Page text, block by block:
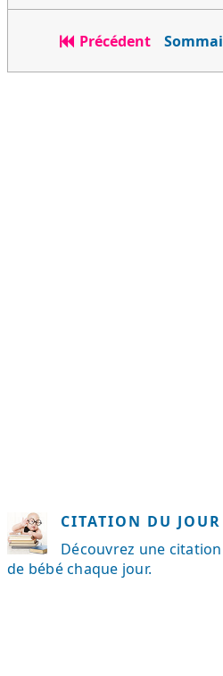
Précédent
CITATION DU JOUR
Découvrez une
de bébé chaque jour.